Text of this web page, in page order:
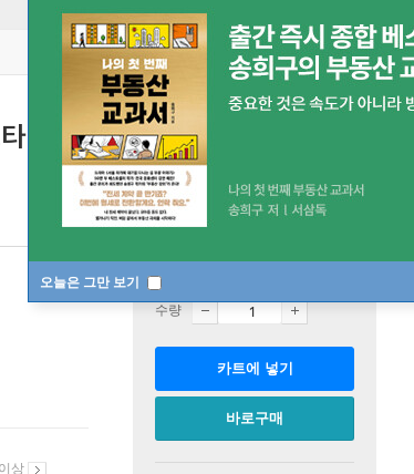
오늘은 그만 보기
터팩 / 핫휠
상
판매중
수량
카트에 넣기
바로구매